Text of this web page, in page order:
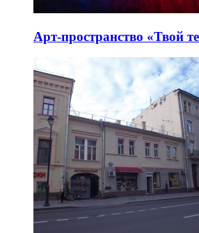
Арт-пространство «Твой